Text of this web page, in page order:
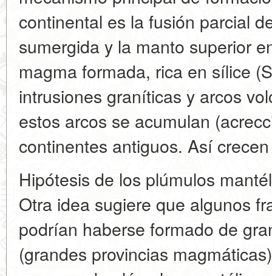
continental es la fusión parcial
sumergida y la manto superior
magma formada, rica en sílice
intrusiones graníticas y arcos
estos arcos se acumulan
continentes antiguos. Así
Hipótesis de los plúmulos
Otra idea sugiere que algunos
podrían haberse formado de
(grandes provincias